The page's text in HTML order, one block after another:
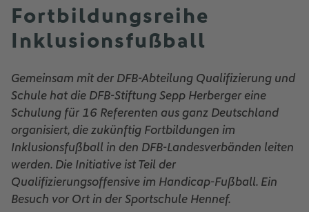
Fortbildungsreihe
Inklusionsfußball
Gemeinsam mit der DFB-Abteilung Qualifizierung und
Schule hat die DFB-Stiftung Sepp Herberger eine
Schulung für 16 Referenten aus ganz Deutschland
organisiert, die zukünftig Fortbildungen im
Inklusionsfußball in den DFB-Landesverbänden leiten
werden. Die Initiative ist Teil der
Qualifizierungsoffensive im Handicap-Fußball. Ein
Besuch vor Ort in der Sportschule Hennef.